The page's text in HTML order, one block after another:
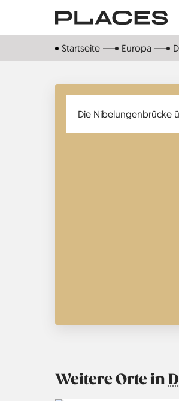
Inhalt
Startseite Europa
Weitere Orte in